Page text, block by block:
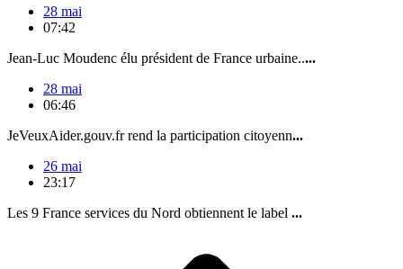
28 mai
07:42
Jean-Luc Moudenc élu président de France urbaine.....
28 mai
06:46
JeVeuxAider.gouv.fr rend la participation citoyenn...
26 mai
23:17
Les 9 France services du Nord obtiennent le label ...